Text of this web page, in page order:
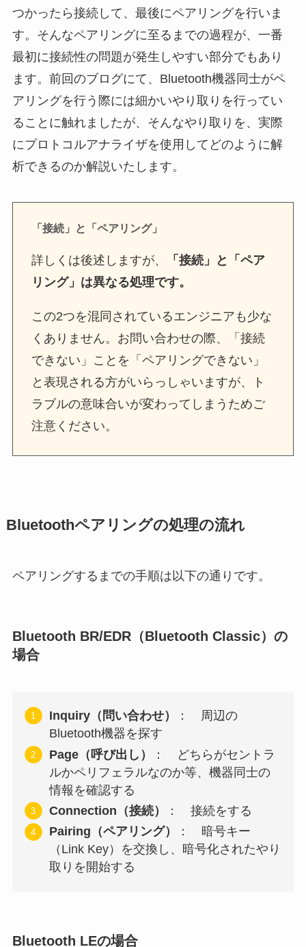
つかったら接続して、最後にペアリングを行いま
す。そんなペアリングに至るまでの過程が、一番
最初に接続性の問題が発生しやすい部分でもあり
ます。前回のブログにて、Bluetooth機器同士がペ
アリングを行う際には細かいやり取りを行ってい
ることに触れましたが、そんなやり取りを、実際
にプロトコルアナライザを使用してどのように解
析できるのか解説いたします。
「接続」と「ペアリング」
詳しくは後述しますが、
「接続」と「ペア
リング」は異なる処理です。
この2つを混同されているエンジニアも少な
くありません。お問い合わせの際、「接続
できない」ことを「ペアリングできない」
と表現される方がいらっしゃいますが、ト
ラブルの意味合いが変わってしまうためご
注意ください。
Bluetoothペアリングの処理の流れ
ペアリングするまでの手順は以下の通りです。
Bluetooth BR/EDR（Bluetooth Classic）の
場合
Inquiry（問い合わせ）
： 周辺の
Bluetooth機器を探す
Page（呼び出し）
： どちらがセントラ
ルかペリフェラルなのか等、機器同士の
情報を確認する
Connection（接続）
： 接続をする
Pairing（ペアリング）
： 暗号キー
（Link Key）を交換し、暗号化されたやり
取りを開始する
Bluetooth LEの場合